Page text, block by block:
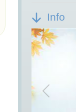
Info
Previous